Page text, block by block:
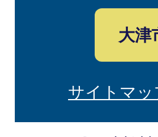
大津
サイトマッ